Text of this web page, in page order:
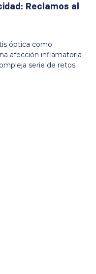
Reclamos al
óptica como
afección inflamatoria
serie de retos